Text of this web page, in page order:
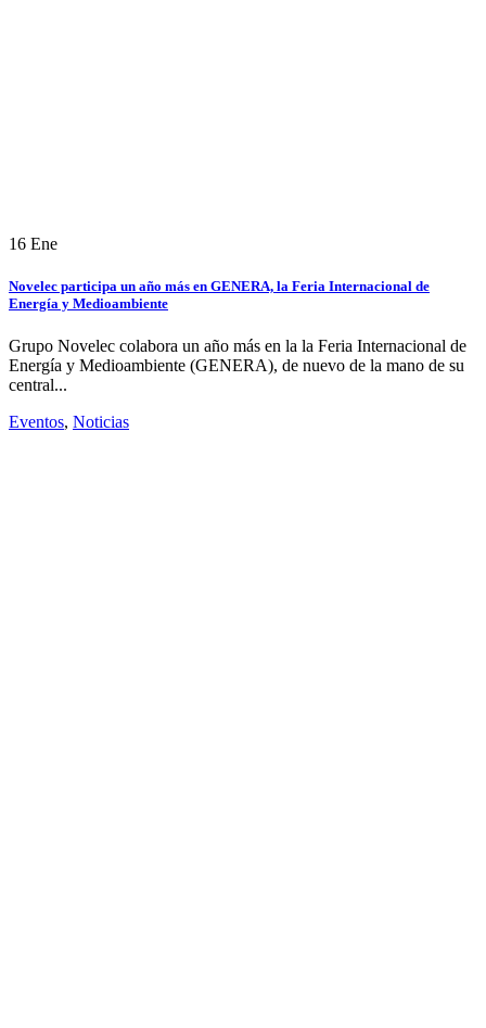
16 Ene
Novelec participa un año más en GENERA, la Feria Internacional de
Energía y Medioambiente
Grupo Novelec colabora un año más en la la Feria Internacional de
Energía y Medioambiente (GENERA), de nuevo de la mano de su
central...
Eventos, Noticias